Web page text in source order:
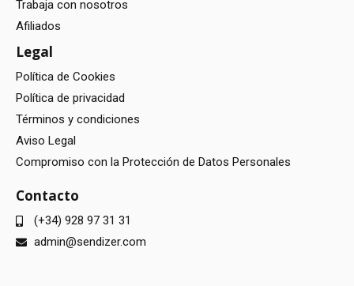
Trabaja con nosotros
Afiliados
Legal
Política de Cookies
Política de privacidad
Términos y condiciones
Aviso Legal
Compromiso con la Protección de Datos Personales
Contacto
(+34) 928 97 31 31
admin@sendizer.com